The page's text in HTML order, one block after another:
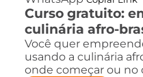
Curso gratuito:
culinária afro-
Você quer
usando a culinária
onde começar ou no